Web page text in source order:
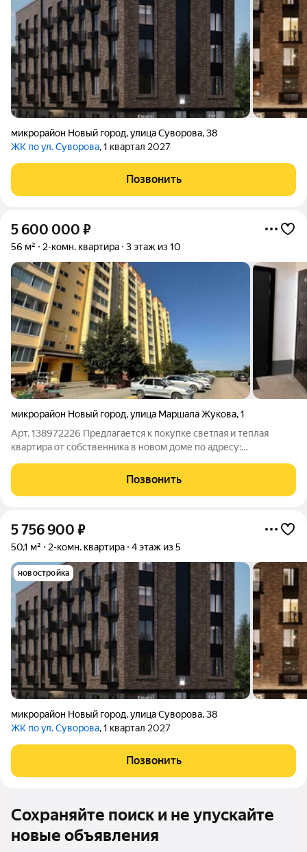
микрорайон Новый город,улица Суворова,38
ЖК по ул. Суворова, 1 квартал 2027
Позвонить
5 600 000 ₽
56 м² 2-комн. квартира 3 этаж из 10
микрорайон Новый город,улица Маршала Жукова,1
Арт. 138972226 Предлагается к покупке светлая и теплая
квартира от собственника в новом доме по адресу:
Платеж по ипотеки всего 30 000 Идеальный вариант для
семьи с детьми или как инвестиция под
Позвонить
5 756 900 ₽
50,1 м² 2-комн. квартира 4 этаж из 5
новостройка
микрорайон Новый город,улица Суворова,38
ЖК по ул. Суворова, 1 квартал 2027
Позвонить
Сохраняйте поиск и не упускайте
новые объявления